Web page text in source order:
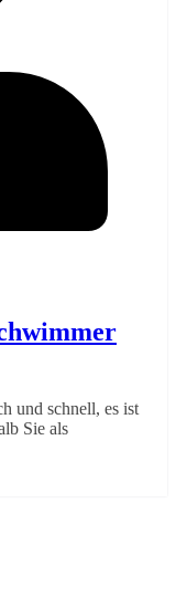
und schnell, es ist
Sie als